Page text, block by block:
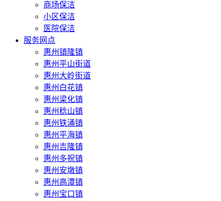
商场保洁
小区保洁
医院保洁
服务网点
惠州镇隆镇
惠州平山街道
惠州大岭街道
惠州白花镇
惠州梁化镇
惠州稔山镇
惠州铁涌镇
惠州平海镇
惠州吉隆镇
惠州多祝镇
惠州安墩镇
惠州高潭镇
惠州宝口镇